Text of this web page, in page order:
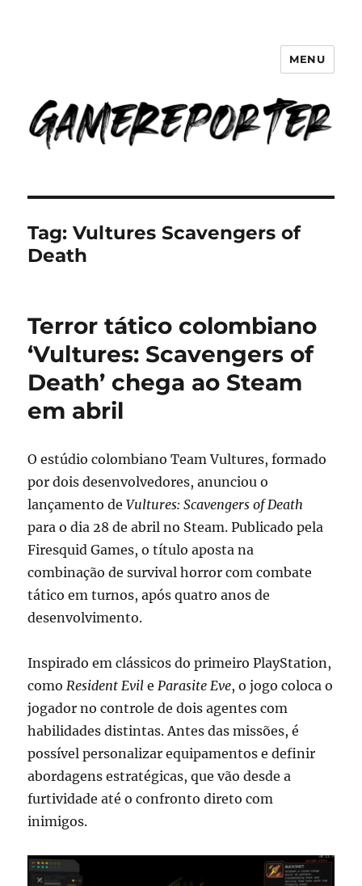
GameReporter | Cultura Gamer
MENU
Tag:Vultures Scavengers of
Death
Terror tático colombiano
‘Vultures: Scavengers of
Death’ chega ao Steam
em abril
O estúdio colombiano Team Vultures, formado
por dois desenvolvedores, anunciou o
lançamento deVultures: Scavengers of Death
para o dia 28 de abril no Steam. Publicado pela
Firesquid Games, o título aposta na
combinação de survival horror com combate
tático em turnos, após quatro anos de
desenvolvimento.
Inspirado em clássicos do primeiro PlayStation,
comoResident Evil eParasite Eve, o jogo coloca o
jogador no controle de dois agentes com
habilidades distintas. Antes das missões, é
possível personalizar equipamentos e definir
abordagens estratégicas, que vão desde a
furtividade até o confronto direto com
inimigos.